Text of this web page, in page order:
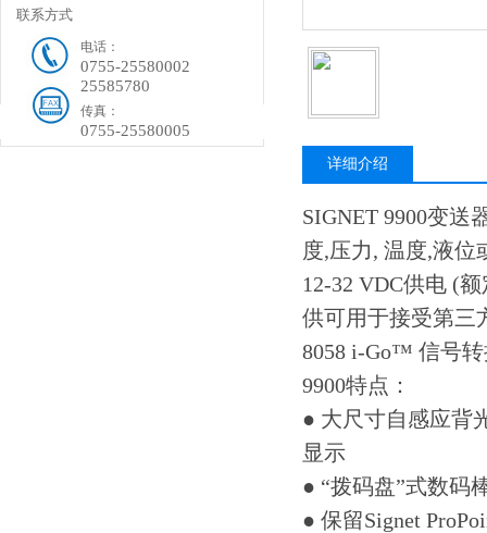
联系方式
电话：
0755-25580002
25585780
传真：
0755-25580005
详细介绍
SIGNET 9900变送
度,压力, 温度,液位
12-32 VDC供电 (
供可用于接受第三
8058 i-Go™ 信号
9900特点：
● 大尺寸自感应背
显示
● “拨码盘”式数码
● 保留Signet